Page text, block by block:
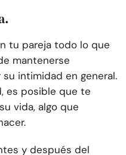
tu pareja todo lo que
mantenerse
intimidad en general.
es posible que te
vida, algo que
y después del